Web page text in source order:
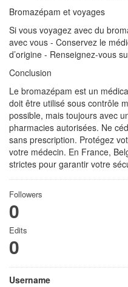
Bromazépam et voyages
Si vous voyagez avec du
avec vous - Conservez le
d’origine - Renseignez-vous
Conclusion
Le bromazépam est un
doit être utilisé sous contrôle
possible, mais toujours avec
pharmacies autorisées. Ne
sans prescription. Protégez
votre médecin. En France,
strictes pour garantir votre
Followers
0
Edits
0
Username